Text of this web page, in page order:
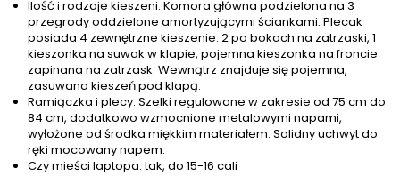
Ilość i rodzaje kieszeni: Komora główna podzielona na 3
przegrody oddzielone amortyzującymi ściankami. Plecak
posiada 4 zewnętrzne kieszenie: 2 po bokach na zatrzaski, 1
kieszonka na suwak w klapie, pojemna kieszonka na froncie
zapinana na zatrzask. Wewnątrz znajduje się pojemna,
zasuwana kieszeń pod klapą.
Ramiączka i plecy: Szelki regulowane w zakresie od 75 cm do
84 cm, dodatkowo wzmocnione metalowymi napami,
wyłożone od środka miękkim materiałem. Solidny uchwyt do
ręki mocowany napem.
Czy mieści laptopa: tak, do 15-16 cali